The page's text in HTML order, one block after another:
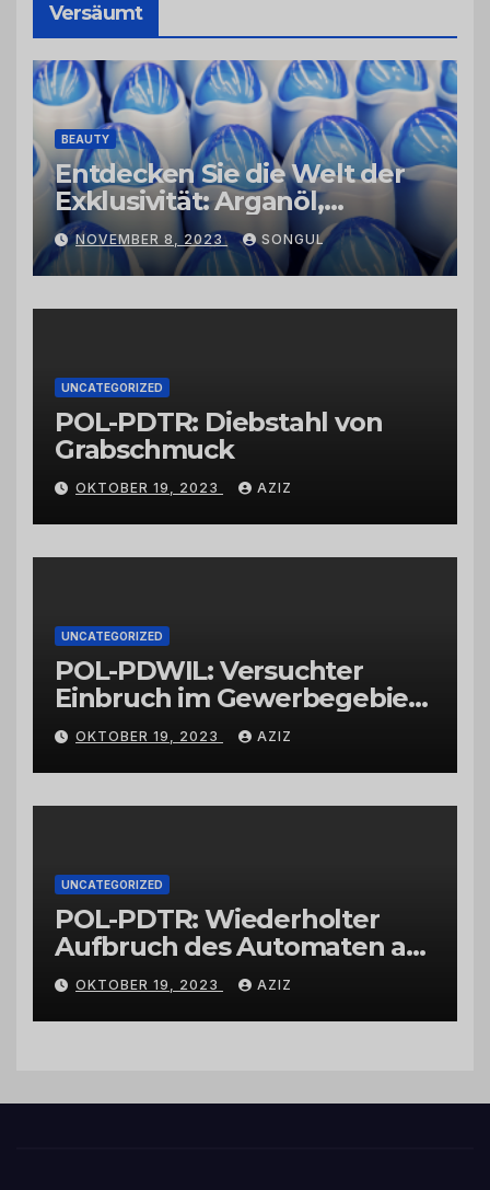
Versäumt
BEAUTY
Entdecken Sie die Welt der
Exklusivität: Arganöl,
Kaktusfeigenkernöl und
Schwarzkümmelöl von
vertrauenswürdigen
Großhändlern und Anbietern
NOVEMBER 8, 2023 SONGUL
UNCATEGORIZED
POL-PDTR: Diebstahl von
Grabschmuck
OKTOBER 19, 2023 AZIZ
UNCATEGORIZED
POL-PDWIL: Versuchter
Einbruch im Gewerbegebiet
Wittlich
OKTOBER 19, 2023 AZIZ
UNCATEGORIZED
POL-PDTR: Wiederholter
Aufbruch des Automaten am
Wohnmobilstellplatz in
Hermeskeil am Labachweg
OKTOBER 19, 2023 AZIZ